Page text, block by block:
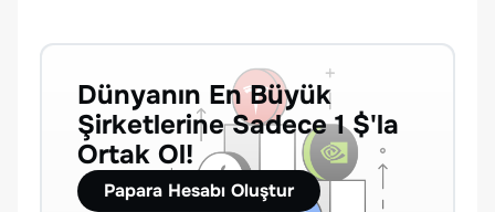
Dünyanın En Büyük
Şirketlerine Sadece 1 $'la
Ortak Ol!
Papara Hesabı Oluştur